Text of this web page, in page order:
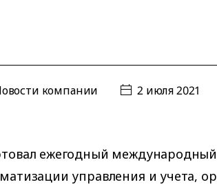
компании 2 июля 2021
ежегодный
управления и учета,